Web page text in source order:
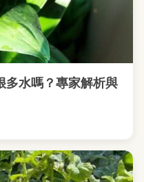
多水嗎？專家解析與